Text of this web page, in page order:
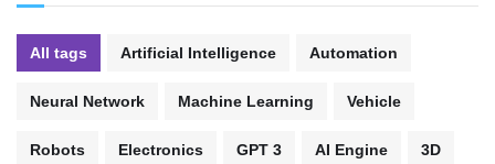
All tags Artificial Intelligence Automation
Neural Network Machine Learning Vehicle
Robots Electronics GPT 3 AI Engine 3D